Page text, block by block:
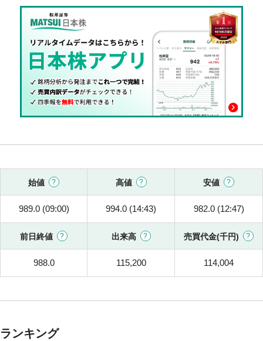
始値 高値 安値
989.0 (09:00) 994.0 (14:43) 982.0 (12:47)
前日終値 出来高 売買代金(千円)
988.0 115,200 114,004
ランキング